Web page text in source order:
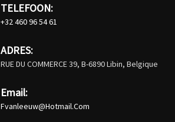
TELEFOON:
+32 460 96 54 61
ADRES:
RUE DU COMMERCE 39, B-6890 Libin, Belgique
Email:
Fvanleeuw@hotmail.com